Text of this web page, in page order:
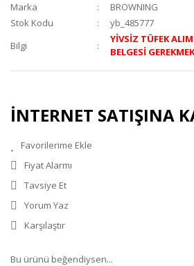
Marka
BROWNING
Stok Kodu
yb_485777
Bilgi
YİVSİZ TÜFEK
BELGESİ
İNTERNET SATIŞINA
Fiyat Alarmı
Tavsiye Et
Yorum Yaz
Karşılaştır
Bu ürünü beğendiysen...